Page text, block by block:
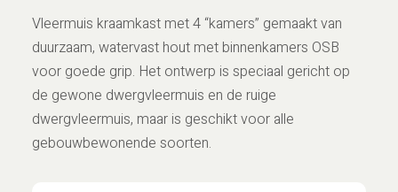
Vleermuis kraamkast met 4 “kamers” gemaakt van
duurzaam, watervast hout met binnenkamers OSB
voor goede grip. Het ontwerp is speciaal gericht op
de gewone dwergvleermuis en de ruige
dwergvleermuis, maar is geschikt voor alle
gebouwbewonende soorten.